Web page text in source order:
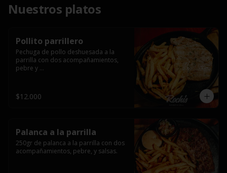
Nuestros platos
Pollito parrillero
Pechuga de pollo deshuesada a la
parrilla con dos acompañamientos,
pebre y
$12.000
Palanca a la parrilla
250gr de palanca a la parrilla con dos
acompañamientos, pebre, y salsas.